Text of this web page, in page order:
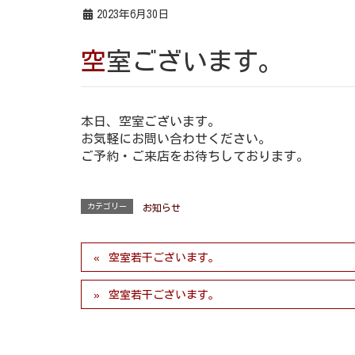
2023年6月30日
空室ございます。
本日、空室ございます。
お気軽にお問い合わせください。
ご予約・ご来店をお待ちしております。
カテゴリー お知らせ
空室若干ございます。
空室若干ございます。